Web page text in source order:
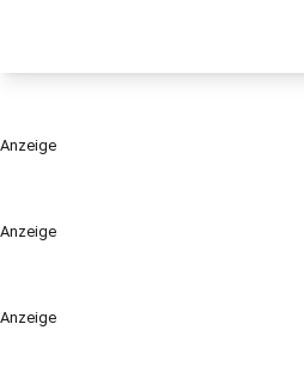
Anzeige
Anzeige
Anzeige